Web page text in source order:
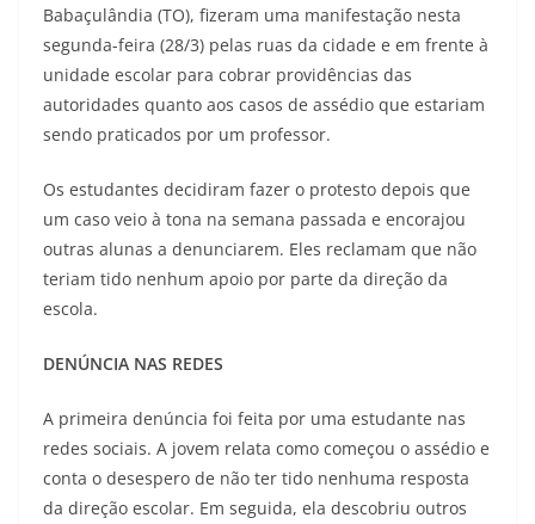
Babaçulândia (TO), fizeram uma manifestação nesta
segunda-feira (28/3) pelas ruas da cidade e em frente à
unidade escolar para cobrar providências das
autoridades quanto aos casos de assédio que estariam
sendo praticados por um professor.
Os estudantes decidiram fazer o protesto depois que
um caso veio à tona na semana passada e encorajou
outras alunas a denunciarem. Eles reclamam que não
teriam tido nenhum apoio por parte da direção da
escola.
DENÚNCIA NAS REDES
A primeira denúncia foi feita por uma estudante nas
redes sociais. A jovem relata como começou o assédio e
conta o desespero de não ter tido nenhuma resposta
da direção escolar. Em seguida, ela descobriu outros